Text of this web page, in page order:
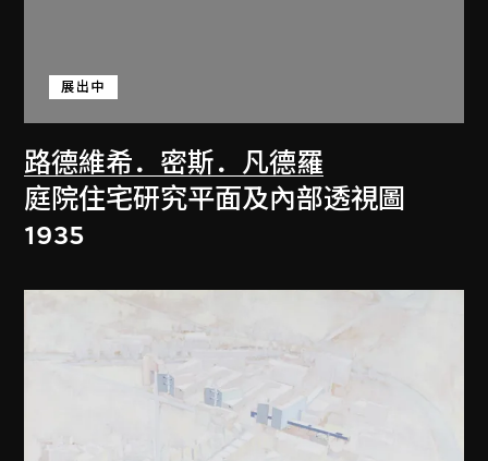
路德維希．密斯．凡德羅
展出中
庭院住宅研究平面及內部透視圖
1935